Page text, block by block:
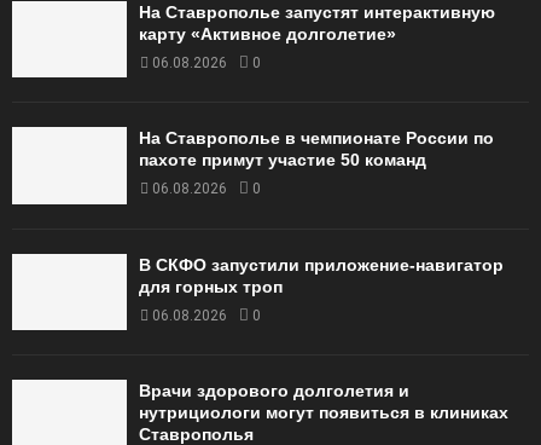
На Ставрополье запустят интерактивную
карту «Активное долголетие»
06.08.2026 0
На Ставрополье в чемпионате России по
пахоте примут участие 50 команд
06.08.2026 0
В СКФО запустили приложение-навигатор
для горных троп
06.08.2026 0
Врачи здорового долголетия и
нутрициологи могут появиться в клиниках
Ставрополья